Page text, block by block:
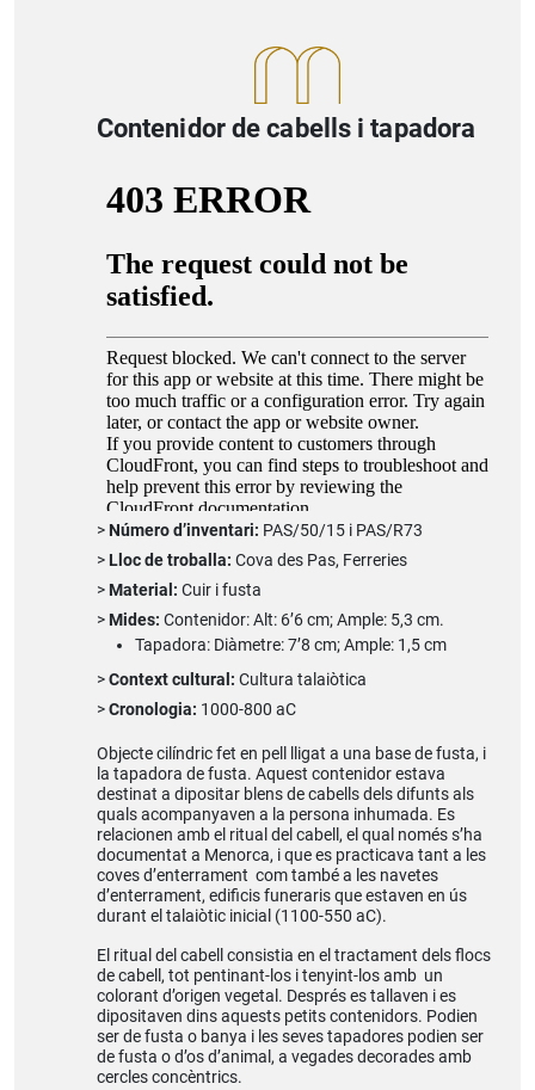
Contenidor de cabells i tapadora
Número d’inventari: PAS/50/15 i PAS/R73
Lloc de troballa: Cova des Pas, Ferreries
Material: Cuir i fusta
Mides: Contenidor: Alt: 6’6 cm; Ample: 5,3 cm.
Tapadora: Diàmetre: 7’8 cm; Ample: 1,5 cm
Context cultural: Cultura talaiòtica
Cronologia: 1000-800 aC
Objecte cilíndric fet en pell lligat a una base de fusta, i
la tapadora de fusta. Aquest contenidor estava
destinat a dipositar blens de cabells dels difunts als
quals acompanyaven a la persona inhumada. Es
relacionen amb el ritual del cabell, el qual només s’ha
documentat a Menorca, i que es practicava tant a les
coves d’enterrament com també a les navetes
d’enterrament, edificis funeraris que estaven en ús
durant el talaiòtic inicial (1100-550 aC).
El ritual del cabell consistia en el tractament dels flocs
de cabell, tot pentinant-los i tenyint-los amb un
colorant d’origen vegetal. Després es tallaven i es
dipositaven dins aquests petits contenidors. Podien
ser de fusta o banya i les seves tapadores podien ser
de fusta o d’os d’animal, a vegades decorades amb
cercles concèntrics.